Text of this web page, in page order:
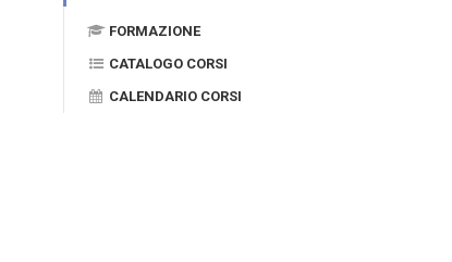
FORMAZIONE
CATALOGO CORSI
CALENDARIO CORSI